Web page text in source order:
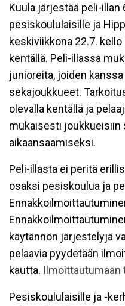
Kuula järjestää peli-illan
pesiskoululaisille ja
keskiviikkona 22.7.
kentällä. Peli-illassa
junioreita, joiden
sekajoukkueet.
olevalla kentällä ja
mukaisesti joukkueisiin
aikaansaamiseksi.
Peli-illasta ei peritä
osaksi pesiskoulua ja
käytännön järjestelyjä
pelaavia pyydetään
kautta. Ilmoittautumaan
Pesiskoululaisille ja -